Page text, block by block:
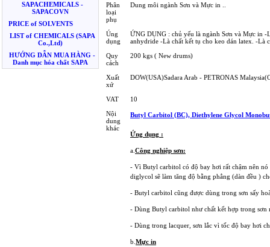
SAPACHEMICALS -
SAPACOVN
PRICE of SOLVENTS
LIST of CHEMICALS (SAPA
Co.,Ltd)
HƯỚNG DẪN MUA HÀNG -
Danh mục hóa chất SAPA
Phân
loại
phụ
Dung môi ngành Sơn và Mực in ..
Úng
dụng
ỨNG DỤNG : chủ yếu là ngành Sơn và Mực in -
anhydride -Là chất kết tụ cho keo dán latex. -Là
Quy
cách
200 kgs ( New drums)
Xuất
xứ
DOW(USA)Sadara Arab - PETRONAS
VAT
10
Nội
dung
khác
Butyl Carbitol (BC), Diethylene Glycol
Ứng dụng :
a. Công nghiệp sơn:
- Vì Butyl carbitol có độ bay hơi rất chậm nên
diglycol sẽ làm tăng độ bằng phẳng (dàn đều )
- Butyl carbitol cũng được dùng trong sơn sấy
- Dùng Butyl carbitol như chất kết hợp trong sơn
- Dùng trong lacquer, sơn lắc vì tốc độ bay hơi
b. Mực in